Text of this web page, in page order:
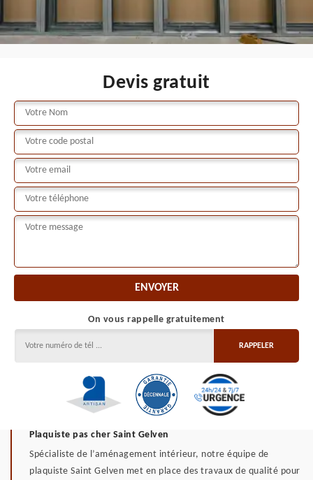
Devis gratuit
On vous rappelle gratuitement
Plaquiste pas cher Saint Gelven
Spécialiste de l’aménagement intérieur, notre équipe de
plaquiste Saint Gelven met en place des travaux de qualité pour